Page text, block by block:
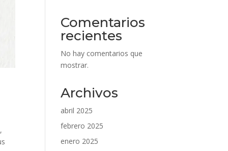
Comentarios
recientes
No hay comentarios que
mostrar.
Archivos
abril 2025
febrero 2025
enero 2025